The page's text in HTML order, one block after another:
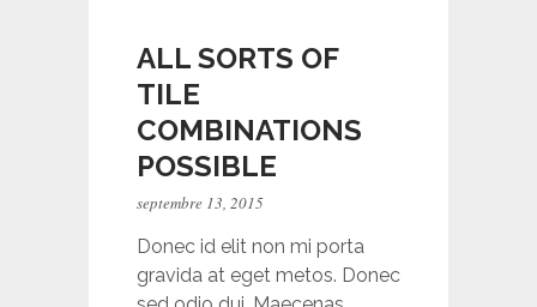
ALL SORTS OF
TILE
COMBINATIONS
POSSIBLE
septembre 13, 2015
Donec id elit non mi porta
gravida at eget metos. Donec